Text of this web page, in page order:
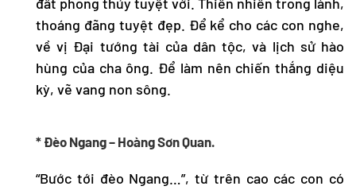
thoáng đãng tuyệt đẹp. Để kể cho các con nghe,
về vị Đại tướng tài của dân tộc, và lịch sử hào
hùng của cha ông. Để làm nên chiến thắng diệu
kỳ, vẽ vang non sông.
* Đèo Ngang – Hoàng Sơn Quan.
“Bước tới đèo Ngang…”, từ trên cao các con có